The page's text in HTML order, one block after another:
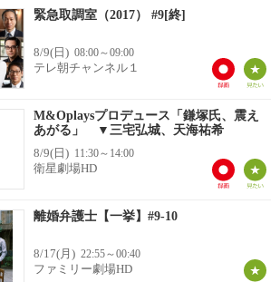
緊急取調室（2017） #9[終]
8/9(日) 08:00～09:00
テレ朝チャンネル１
M&Oplaysプロデュース「鎌塚氏、震え
あがる」 ▼三宅弘城、天海祐希
8/9(日) 11:30～14:00
衛星劇場HD
離婚弁護士【一挙】#9-10
8/17(月) 22:55～00:40
ファミリー劇場HD